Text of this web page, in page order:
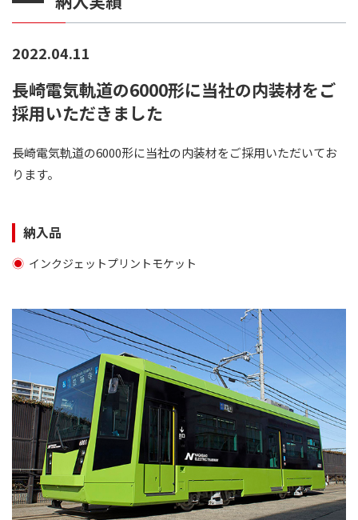
2022.04.11
長崎電気軌道の6000形に当社の内装材をご
採用いただきました
長崎電気軌道の6000形に当社の内装材をご採用いただいてお
ります。
納入品
インクジェットプリントモケット